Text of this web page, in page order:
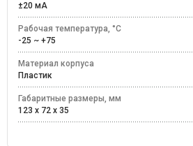
±20 мА
Рабочая температура, °C
-25 ~ +75
Материал корпуса
Пластик
Габаритные размеры, мм
123 x 72 x 35